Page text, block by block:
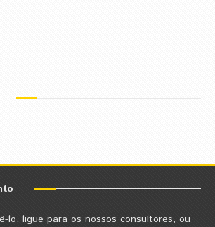
lo, ligue para os nossos consultores, ou